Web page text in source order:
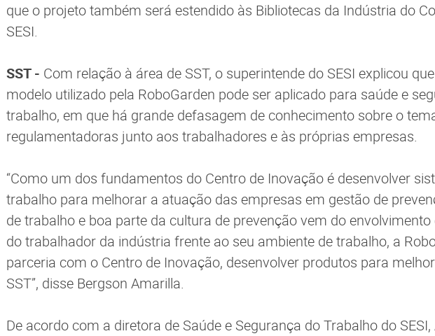
que o projeto também será estendido às Bibliotecas da Indústria do
SESI.
SST - Com relação à área de SST, o superintende do SESI explicou
modelo utilizado pela RoboGarden pode ser aplicado para saúde e
trabalho, em que há grande defasagem de conhecimento sobre o
regulamentadoras junto aos trabalhadores e às próprias empresas.
“Como um dos fundamentos do Centro de Inovação é desenvolver
trabalho para melhorar a atuação das empresas em gestão de
de trabalho e boa parte da cultura de prevenção vem do
do trabalhador da indústria frente ao seu ambiente de trabalho, a
parceria com o Centro de Inovação, desenvolver produtos para
SST”, disse Bergson Amarilla.
De acordo com a diretora de Saúde e Segurança do Trabalho do